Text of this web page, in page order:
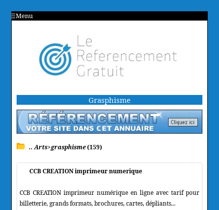
Menu
Grasphisme
.. Arts>grasphisme(159)
CCB CREATION imprimeur numerique
CCB CREATION imprimeur numérique en ligne avec tarif pour
billetterie, grands formats, brochures, cartes, dépliants...